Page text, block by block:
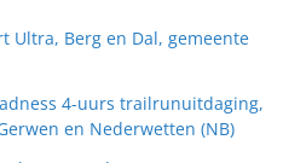
Ultra, Berg en Dal, gemeente
4-uurs trailrunuitdaging,
en Nederwetten (NB)